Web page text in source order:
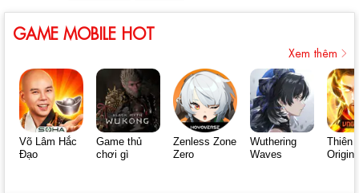
GAME MOBILE HOT
Xem thêm
Võ Lâm Hắc
Đạo
Game thủ
chơi gì
Zenless Zone
Zero
Wuthering
Waves
Thiên
Origin